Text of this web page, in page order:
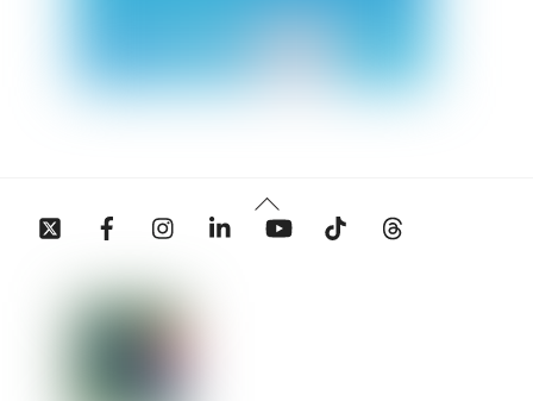
Back
To
Twitter Facebook InstagramLinkedin YouTube Tiktok